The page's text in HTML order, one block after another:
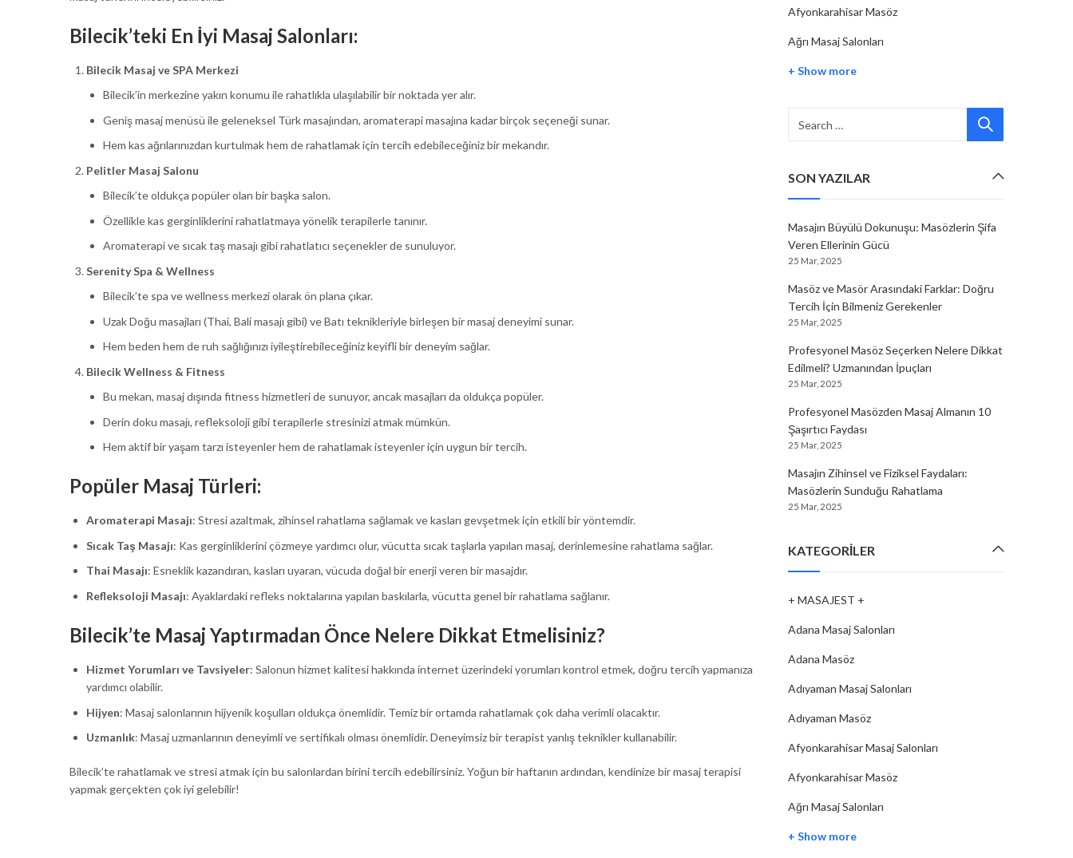
Bilecik’teki En İyi Masaj Salonları:
Bilecik Masaj ve SPA Merkezi
Bilecik’in merkezine yakın konumu ile rahatlıkla ulaşılabilir bir noktada yer alır.
Geniş masaj menüsü ile geleneksel Türk masajından, aromaterapi masajına kadar birçok seçeneği sunar.
Hem kas ağrılarınızdan kurtulmak hem de rahatlamak için tercih edebileceğiniz bir mekandır.
Pelitler Masaj Salonu
Bilecik’te oldukça popüler olan bir başka salon.
Özellikle kas gerginliklerini rahatlatmaya yönelik terapilerle tanınır.
Aromaterapi ve sıcak taş masajı gibi rahatlatıcı seçenekler de sunuluyor.
Serenity Spa & Wellness
Bilecik’te spa ve wellness merkezi olarak ön plana çıkar.
Uzak Doğu masajları (Thai, Bali masajı gibi) ve Batı teknikleriyle birleşen bir masaj deneyimi sunar.
Hem beden hem de ruh sağlığınızı iyileştirebileceğiniz keyifli bir deneyim sağlar.
Bilecik Wellness & Fitness
Bu mekan, masaj dışında fitness hizmetleri de sunuyor, ancak masajları da oldukça popüler.
Derin doku masajı, refleksoloji gibi terapilerle stresinizi atmak mümkün.
Hem aktif bir yaşam tarzı isteyenler hem de rahatlamak isteyenler için uygun bir tercih.
Popüler Masaj Türleri:
Aromaterapi Masajı: Stresi azaltmak, zihinsel rahatlama sağlamak ve kasları gevşetmek için etkili bir yöntemdir.
Sıcak Taş Masajı: Kas gerginliklerini çözmeye yardımcı olur, vücutta sıcak taşlarla yapılan masaj, derinlemesine rahatlama sağlar.
Thai Masajı: Esneklik kazandıran, kasları uyaran, vücuda doğal bir enerji veren bir masajdır.
Refleksoloji Masajı: Ayaklardaki refleks noktalarına yapılan baskılarla, vücutta genel bir rahatlama sağlanır.
Bilecik’te Masaj Yaptırmadan Önce Nelere Dikkat Etmelisiniz?
Hizmet Yorumları ve Tavsiyeler: Salonun hizmet kalitesi hakkında internet üzerindeki yorumları kontrol etmek, doğru tercih yapmanıza
yardımcı olabilir.
Hijyen: Masaj salonlarının hijyenik koşulları oldukça önemlidir. Temiz bir ortamda rahatlamak çok daha verimli olacaktır.
Uzmanlık: Masaj uzmanlarının deneyimli ve sertifikalı olması önemlidir. Deneyimsiz bir terapist yanlış teknikler kullanabilir.
Bilecik’te rahatlamak ve stresi atmak için bu salonlardan birini tercih edebilirsiniz. Yoğun bir haftanın ardından, kendinize bir masaj terapisi
yapmak gerçekten çok iyi gelebilir!
Afyonkarahisar Masöz
Ağrı Masaj Salonları
+ Show more
SON YAZILAR
Masajın Büyülü Dokunuşu: Masözlerin Şifa
Veren Ellerinin Gücü
25 Mar, 2025
Masöz ve Masör Arasındaki Farklar: Doğru
Tercih İçin Bilmeniz Gerekenler
25 Mar, 2025
Profesyonel Masöz Seçerken Nelere Dikkat
Edilmeli? Uzmanından İpuçları
25 Mar, 2025
Profesyonel Masözden Masaj Almanın 10
Şaşırtıcı Faydası
25 Mar, 2025
Masajın Zihinsel ve Fiziksel Faydaları:
Masözlerin Sunduğu Rahatlama
25 Mar, 2025
KATEGORILER
+ MASAJEST +
Adana Masaj Salonları
Adana Masöz
Adıyaman Masaj Salonları
Adıyaman Masöz
Afyonkarahisar Masaj Salonları
Afyonkarahisar Masöz
Ağrı Masaj Salonları
+ Show more